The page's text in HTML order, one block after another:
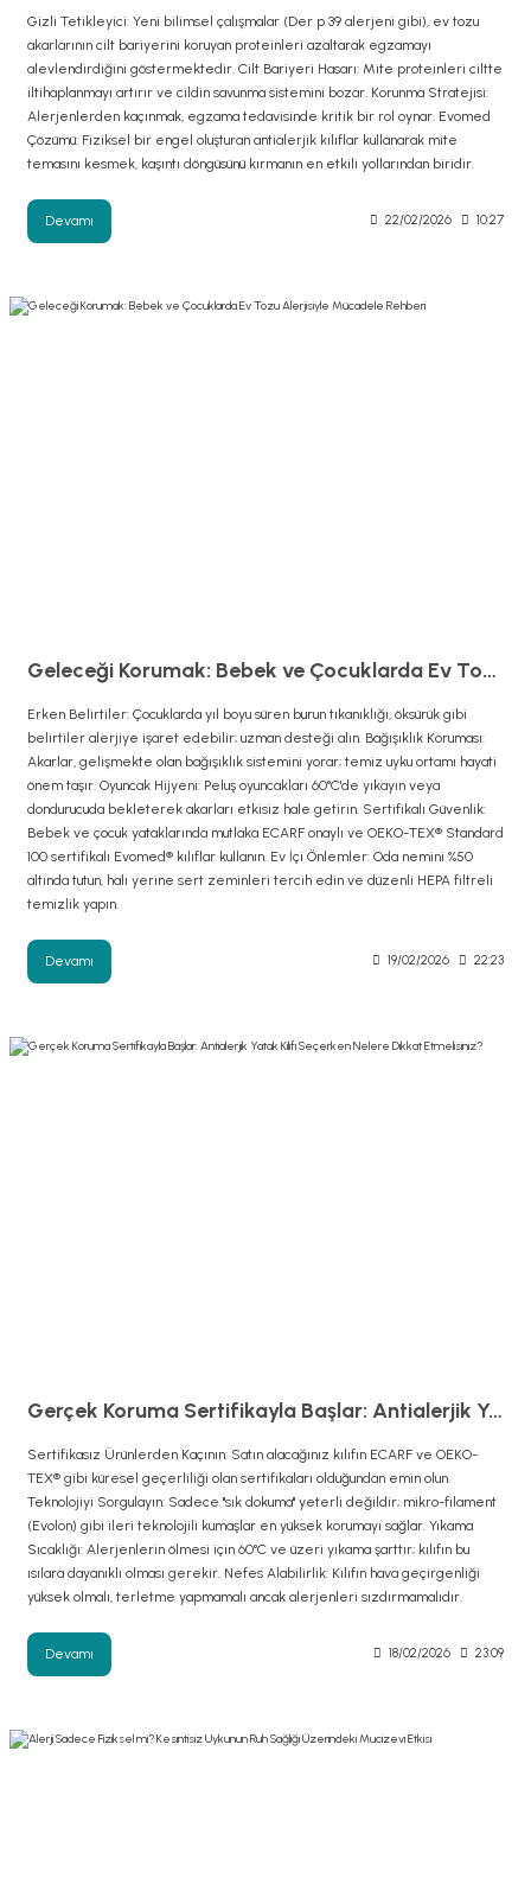
Gizli Tetikleyici: Yeni bilimsel çalışmalar (Der p 39 alerjeni gibi), ev tozu
akarlarının cilt bariyerini koruyan proteinleri azaltarak egzamayı
alevlendirdiğini göstermektedir. Cilt Bariyeri Hasarı: Mite proteinleri ciltte
iltihaplanmayı artırır ve cildin savunma sistemini bozar. Korunma Stratejisi:
Alerjenlerden kaçınmak, egzama tedavisinde kritik bir rol oynar. Evomed
Çözümü: Fiziksel bir engel oluşturan antialerjik kılıflar kullanarak mite
temasını kesmek, kaşıntı döngüsünü kırmanın en etkili yollarından biridir.
Devamı 22/02/2026 10:27
Geleceği Korumak: Bebek ve Çocuklarda Ev Tozu Alerjisiyle Mücadele Rehberi
Erken Belirtiler: Çocuklarda yıl boyu süren burun tıkanıklığı, öksürük gibi
belirtiler alerjiye işaret edebilir; uzman desteği alın. Bağışıklık Koruması:
Akarlar, gelişmekte olan bağışıklık sistemini yorar; temiz uyku ortamı hayati
önem taşır. Oyuncak Hijyeni: Peluş oyuncakları 60°C'de yıkayın veya
dondurucuda bekleterek akarları etkisiz hale getirin. Sertifikalı Güvenlik:
Bebek ve çocuk yataklarında mutlaka ECARF onaylı ve OEKO-TEX® Standard
100 sertifikalı Evomed® kılıflar kullanın. Ev İçi Önlemler: Oda nemini %50
altında tutun, halı yerine sert zeminleri tercih edin ve düzenli HEPA filtreli
temizlik yapın.
Devamı 19/02/2026 22:23
Gerçek Koruma Sertifikayla Başlar: Antialerjik Yatak Kılıfı Seçerken Nelere Dikkat Etmelisiniz?
Sertifikasız Ürünlerden Kaçının: Satın alacağınız kılıfın ECARF ve OEKO-
TEX® gibi küresel geçerliliği olan sertifikaları olduğundan emin olun.
Teknolojiyi Sorgulayın: Sadece "sık dokuma" yeterli değildir; mikro-filament
(Evolon) gibi ileri teknolojili kumaşlar en yüksek korumayı sağlar. Yıkama
Sıcaklığı: Alerjenlerin ölmesi için 60°C ve üzeri yıkama şarttır; kılıfın bu
ısılara dayanıklı olması gerekir. Nefes Alabilirlik: Kılıfın hava geçirgenliği
yüksek olmalı, terletme yapmamalı ancak alerjenleri sızdırmamalıdır.
Devamı 18/02/2026 23:09